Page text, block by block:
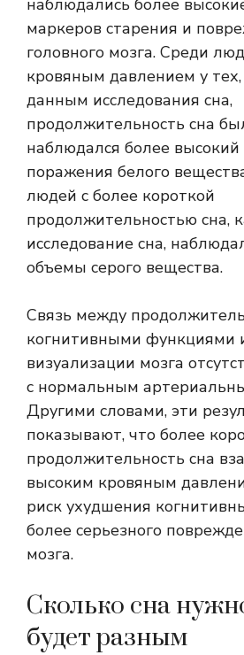
наблюдались более
маркеров старения и
головного мозга. Среди
кровяным давлением у тех,
данным исследования сна,
продолжительность сна
наблюдался более высокий
поражения белого
людей с более короткой
продолжительностью сна,
исследование сна,
объемы серого вещества.
Связь между
когнитивными функциями
визуализации мозга
с нормальным
Другими словами, эти
показывают, что более
продолжительность сна
высоким кровяным
риск ухудшения
более серьезного
мозга.
Сколько сна
будет разным